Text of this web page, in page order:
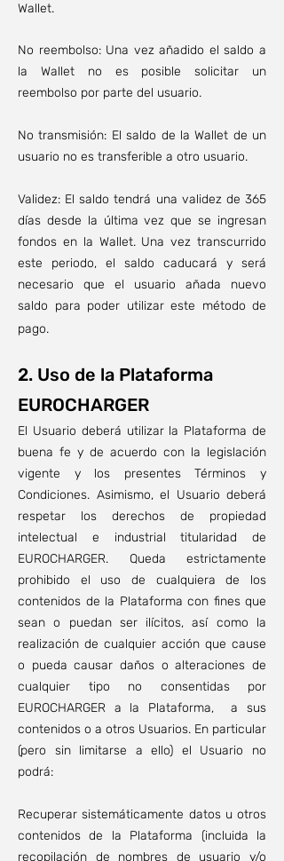
Wallet.
No reembolso: Una vez añadido el saldo a
la Wallet no es posible solicitar un
reembolso por parte del usuario.
No transmisión: El saldo de la Wallet de un
usuario no es transferible a otro usuario.
Validez: El saldo tendrá una validez de 365
días desde la última vez que se ingresan
fondos en la Wallet. Una vez transcurrido
este periodo, el saldo caducará y será
necesario que el usuario añada nuevo
saldo para poder utilizar este método de
pago.
2. Uso de la Plataforma
EUROCHARGER
El Usuario deberá utilizar la Plataforma de
buena fe y de acuerdo con la legislación
vigente y los presentes Términos y
Condiciones. Asimismo, el Usuario deberá
respetar los derechos de propiedad
intelectual e industrial titularidad de
EUROCHARGER. Queda estrictamente
prohibido el uso de cualquiera de los
contenidos de la Plataforma con fines que
sean o puedan ser ilícitos, así como la
realización de cualquier acción que cause
o pueda causar daños o alteraciones de
cualquier tipo no consentidas por
EUROCHARGER a la Plataforma, a sus
contenidos o a otros Usuarios. En particular
(pero sin limitarse a ello) el Usuario no
podrá:
Recuperar sistemáticamente datos u otros
contenidos de la Plataforma (incluida la
recopilación de nombres de usuario y/o